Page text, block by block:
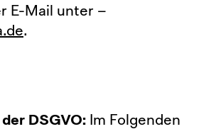
E-Mail unter –
.
DSGVO: Im Folgenden